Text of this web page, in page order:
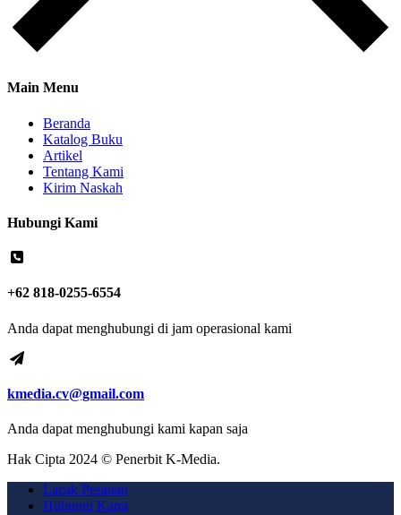
Main Menu
Beranda
Katalog Buku
Artikel
Tentang Kami
Kirim Naskah
Hubungi Kami
+62 818-0255-6554
Anda dapat menghubungi di jam operasional kami
kmedia.cv@gmail.com
Anda dapat menghubungi kami kapan saja
Hak Cipta 2024 © Penerbit K-Media.
Lacak Pesanan
Hubungi Kami